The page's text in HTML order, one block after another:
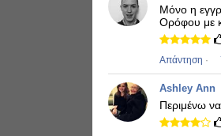
Μόνο η
Ορόφου με
Απάντηση ·
Ashley Ann
Περιμένω